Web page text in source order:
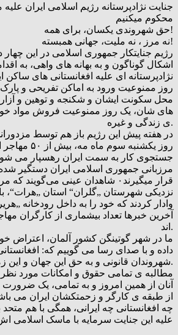
جنایت نژادپرستانه رژیم اسلامی ایران علیه
محکوم میکنیم
حق شهروندی یکسان، برای همه!
نه مرز ، نه ملیت، جهانی همبسته!
رژیم جنایتکار جمهوری اسلامی در این
اشکال گوناگون و به بهانه های واهی، به
نژادپرستانه ای علیه افغانستانی های
روز ممنوعیت ورود به اماکن تفریحی و
محل سکونت ایشان و شکنجه و توهین و
های شان، یک روز ممنوعیت فروش مواد
ی زندگی و غیره.
در هفته پیش این رژیم باز هم توسط
روز یکشنبه سوم
جستجوی کار به سمت ایران رهسپار می
مرزبانی جمهوری اسلامی ایران دستگیر
قرار میگیرند۰ شاهدان عینی می‌گویند
نزدیکی شهرستان „گلران“ استان „هرات“، با
وادار کردند که خود را به داخل رودخانه
آخرین خبرها تعداد بیشماری از کارگران
اند.
ما در شهر گوتینگن کشور آلمان، اعتراض
داده و با صدای رسا می گوییم که:
شهروندان قانونی و به حق این جهان و این زمین و نیز ایران، هستند.
مطالبه ی تمامی حقوق و امکانات مورد نظر
آنان از همین امروز و به تمامی، یک
از طبقه ی کارگر و زحمتکشان ایران می
چه افغانستانی چه ایرانی، همگی با هم متحد
علیه این جنایت سرمایه با ماسک اسلامی